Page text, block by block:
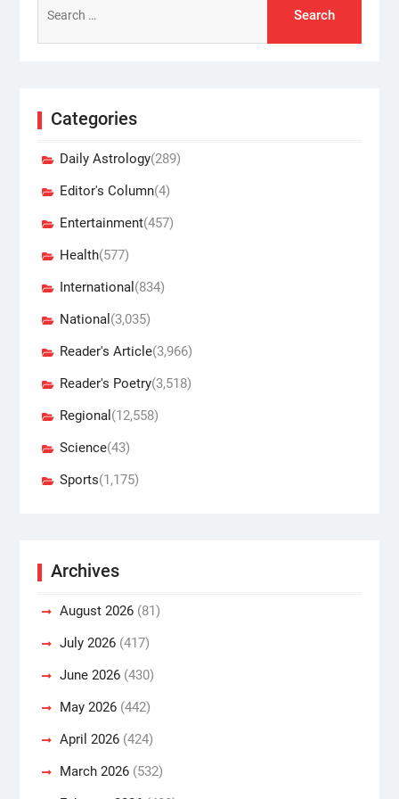
for:
Categories
Daily Astrology(289)
Editor's Column(4)
Entertainment(457)
Health(577)
International (834)
National (3,035)
Reader's Article(3,966)
Reader's Poetry(3,518)
Regional (12,558)
Science(43)
Sports(1,175)
Archives
August 2026(81)
July 2026(417)
June 2026(430)
May 2026(442)
April 2026(424)
March 2026(532)